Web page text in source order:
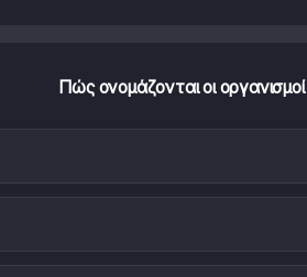
Πώς ονομάζονται οι